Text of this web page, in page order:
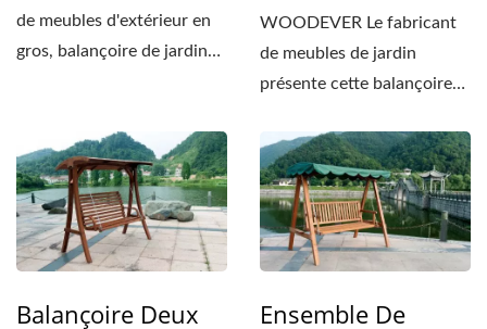
de meubles d'extérieur en
gros, balançoire de jardin
WOODEVER Le fabricant
de meubles de jardin
présente cette balançoire
Balançoire Deux
Ensemble De